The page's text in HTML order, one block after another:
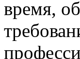
время,